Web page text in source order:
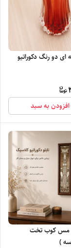
افزودن به سبد
مس کوب تخت
)